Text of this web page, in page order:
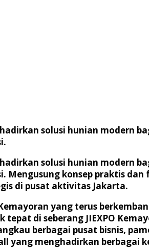
solusi hunian modern
solusi hunian modern
Mengusung konsep praktis
di pusat aktivitas Jakarta.
yang terus
di seberang JIEXPO
berbagai pusat bisnis,
yang menghadirkan berbagai